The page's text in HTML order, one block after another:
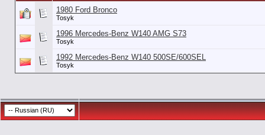
1980 Ford Bronco
Tosyk
1996 Mercedes-Benz W140 AMG S73
Tosyk
1992 Mercedes-Benz W140 500SE/600SEL
Tosyk